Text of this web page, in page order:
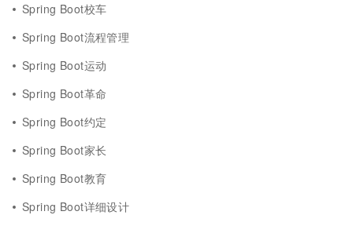
Spring Boot校车
Spring Boot流程管理
Spring Boot运动
Spring Boot革命
Spring Boot约定
Spring Boot家长
Spring Boot教育
Spring Boot详细设计